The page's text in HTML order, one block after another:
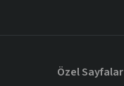
Özel Sayfalar